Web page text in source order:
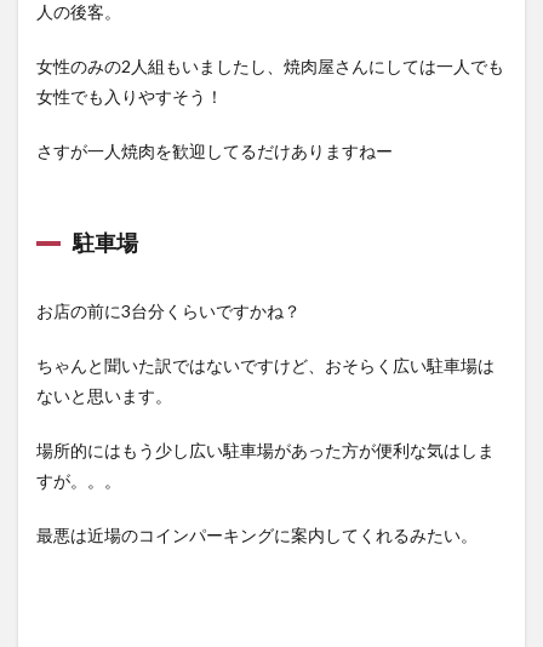
人の後客。
女性のみの2人組もいましたし、焼肉屋さんにしては一人でも
女性でも入りやすそう！
さすが一人焼肉を歓迎してるだけありますねー
駐車場
お店の前に3台分くらいですかね？
ちゃんと聞いた訳ではないですけど、おそらく広い駐車場は
ないと思います。
場所的にはもう少し広い駐車場があった方が便利な気はしま
すが。。。
最悪は近場のコインパーキングに案内してくれるみたい。